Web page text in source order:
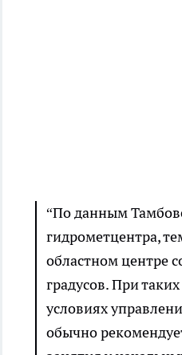
“По данным
гидрометцентра,
областном центре
градусов. При
условиях
обычно